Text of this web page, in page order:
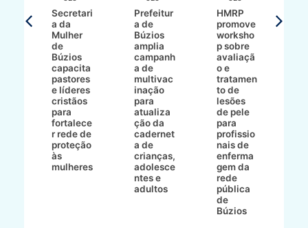
Secretari
a da
Mulher
de
Búzios
capacita
pastores
e líderes
cristãos
para
fortalece
r rede de
proteção
às
mulheres
Prefeitur
a de
Búzios
amplia
campanh
a de
multivac
inação
para
atualiza
ção da
cadernet
a de
crianças,
adolesce
ntes e
adultos
HMRP
promove
worksho
p sobre
avaliaçã
o e
tratamen
to de
lesões
de pele
para
profissio
nais de
enferma
gem da
rede
pública
de
Búzios